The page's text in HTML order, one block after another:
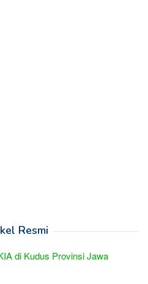
Resmi
di Kudus Provinsi Jawa